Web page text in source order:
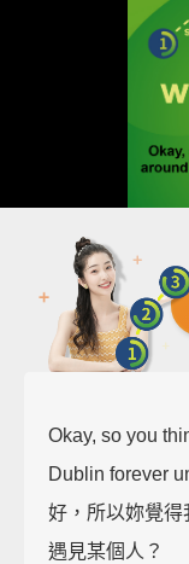
Okay, so you
Dublin forever
好，所以妳覺
遇見某個人？